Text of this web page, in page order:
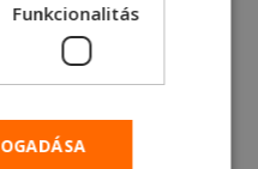
Funkcionalitás